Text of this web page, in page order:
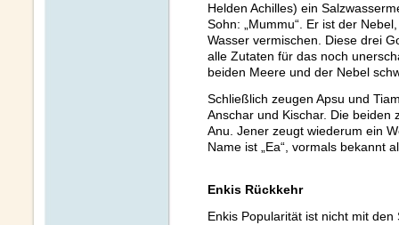
Helden Achilles) ein
Sohn: „Mummu“. Er ist der
Wasser vermischen. Diese drei
alle Zutaten für das noch
beiden Meere und der Nebel
Schließlich zeugen Apsu und
Anschar und Kischar. Die beiden
Anu. Jener zeugt wiederum ein
Name ist „Ea“, vormals bekannt
Enkis Rückkehr
Enkis Popularität ist nicht mit